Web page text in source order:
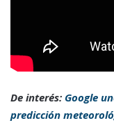
De interés: Google
predicción